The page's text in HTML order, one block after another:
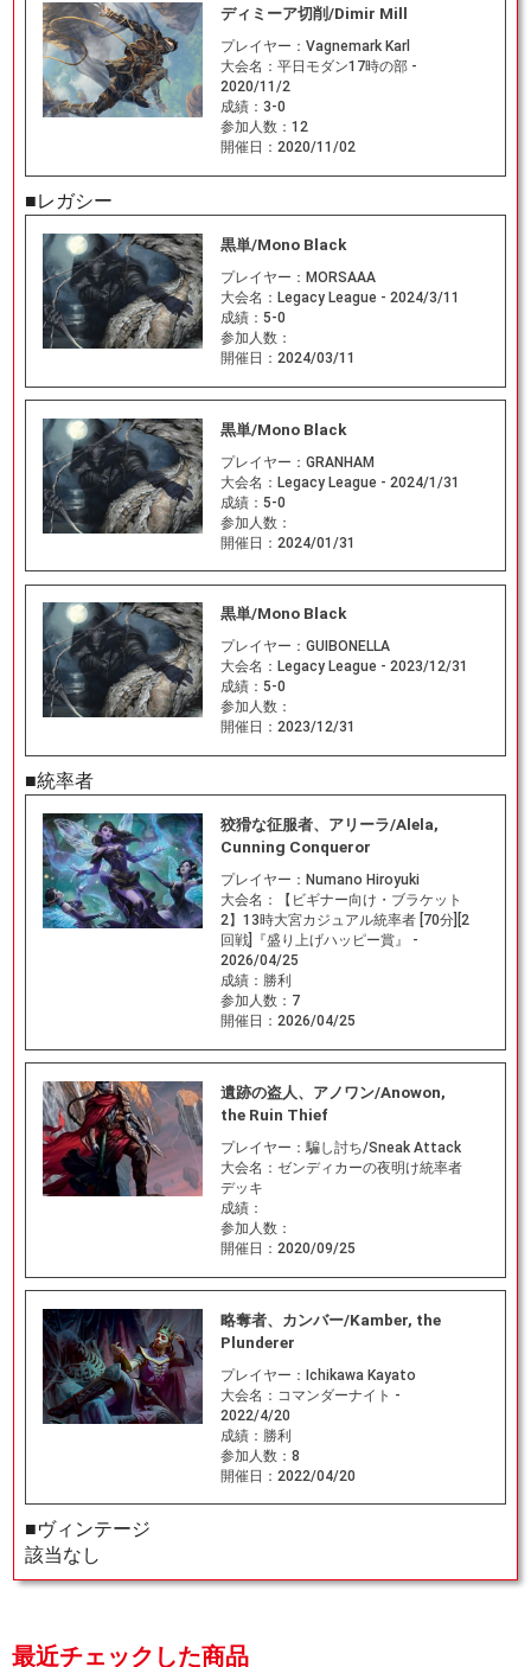
ディミーア切削/Dimir Mill
プレイヤー： Vagnemark Karl
大会名： 平日モダン17時の部 -
2020/11/2
成績： 3-0
参加人数： 12
開催日： 2020/11/02
■レガシー
黒単/Mono Black
プレイヤー： MORSAAA
大会名： Legacy League - 2024/3/11
成績： 5-0
参加人数：
開催日： 2024/03/11
黒単/Mono Black
プレイヤー： GRANHAM
大会名： Legacy League - 2024/1/31
成績： 5-0
参加人数：
開催日： 2024/01/31
黒単/Mono Black
プレイヤー： GUIBONELLA
大会名： Legacy League - 2023/12/31
成績： 5-0
参加人数：
開催日： 2023/12/31
■統率者
狡猾な征服者、アリーラ/Alela,
Cunning Conqueror
プレイヤー： Numano Hiroyuki
大会名：
【ビギナー向け・ブラケット
2】13時大宮カジュアル統率者 [70分][2
回戦]『盛り上げハッピー賞』 -
2026/04/25
成績： 勝利
参加人数： 7
開催日： 2026/04/25
遺跡の盗人、アノワン/Anowon,
the Ruin Thief
プレイヤー： 騙し討ち/Sneak Attack
大会名： ゼンディカーの夜明け統率者
デッキ
成績：
参加人数：
開催日： 2020/09/25
略奪者、カンバー/Kamber, the
Plunderer
プレイヤー： Ichikawa Kayato
大会名： コマンダーナイト -
2022/4/20
成績： 勝利
参加人数： 8
開催日： 2022/04/20
■ヴィンテージ
該当なし
最近チェックした商品